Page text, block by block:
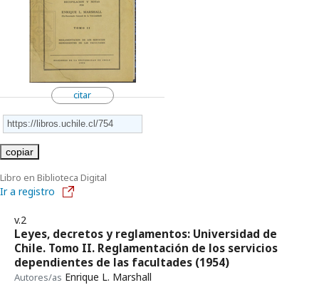
citar
copiar
Libro en Biblioteca Digital
Ir a registro
v.2
Leyes, decretos y reglamentos: Universidad de
Chile. Tomo II. Reglamentación de los servicios
dependientes de las facultades (1954)
Autores/as Enrique L. Marshall